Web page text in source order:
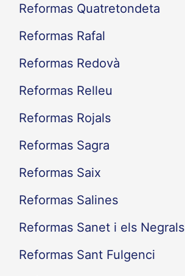
Reformas Quatretondeta
Reformas Rafal
Reformas Redovà
Reformas Relleu
Reformas Rojals
Reformas Sagra
Reformas Saix
Reformas Salines
Reformas Sanet i els Negrals
Reformas Sant Fulgenci